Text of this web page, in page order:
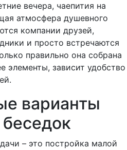
вечера, чаепития на
атмосфера душевного
компании друзей,
и просто встречаются
правильно она собрана
элементы, зависит удобство
варианты
– это постройка малой